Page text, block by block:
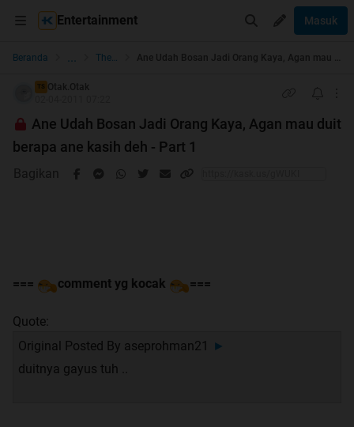
Entertainment Masuk
Beranda ... The Lounge
TS
Otak.Otak
Ane Udah Bosan Jadi Orang Kaya, Agan mau duit
berapa ane kasih deh - Part 1
Bagikan
=== comment yg kocak ===
Quote:
Original Posted By aseprohman21
►
duitnya gayus tuh ..